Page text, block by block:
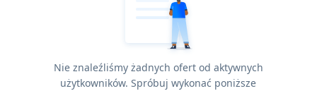
Nie znaleźliśmy żadnych ofert od aktywnych
użytkowników. Spróbuj wykonać poniższe